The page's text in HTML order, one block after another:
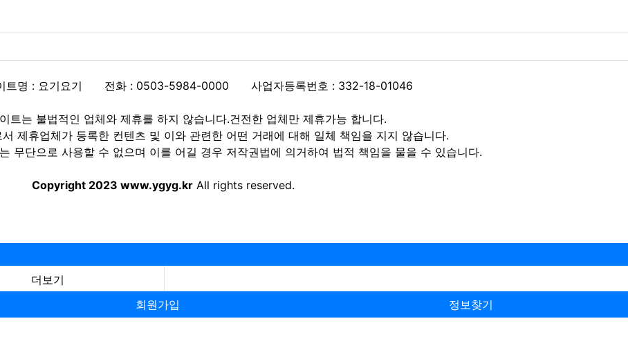
트명 : 요기요기 전화 : 0503-5984-0000 사업자등록번호 : 332-18-01046
트는 불법적인 업체와 제휴를 하지 않습니다.건전한 업체만 제휴가능 합니다.
제휴업체가 등록한 컨텐츠 및 이와 관련한 어떤 거래에 대해 일체 책임을 지지 않습니다.
무단으로 사용할 수 없으며 이를 어길 경우 저작권법에 의거하여 법적 책임을 물을 수 있습니다.
Copyright 2023 www.ygyg.kr All rights reserved.
더보기
회원가입 정보찾기